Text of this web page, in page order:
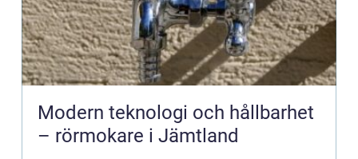
Modern teknologi och hållbarhet
– rörmokare i Jämtland